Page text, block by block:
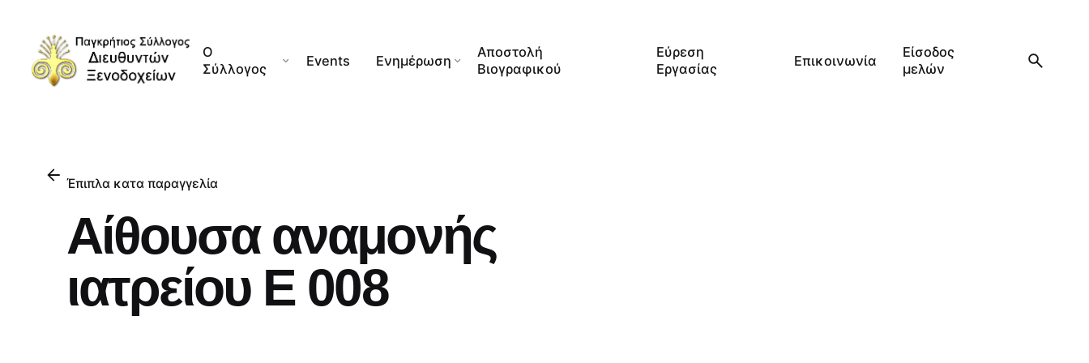
content
Ο
Σύλλογος
Events Ενημέρωση
Αποστολή
Βιογραφικού
Εύρεση
Εργασίας
Επικοινωνία
Είσοδος
μελών
Έπιπλα κατα παραγγελία
Αίθουσα αναμονής
ιατρείου Ε 008